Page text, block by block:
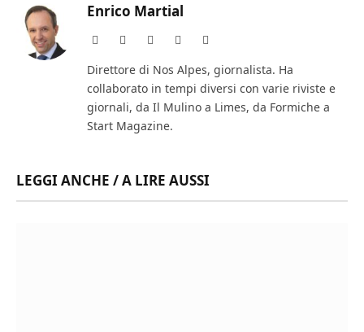
Enrico Martial
Website Facebook Instagram
Direttore di Nos Alpes, giornalista. Ha
collaborato in tempi diversi con varie riviste e
giornali, da Il Mulino a Limes, da Formiche a
Start Magazine.
LEGGI ANCHE / A LIRE AUSSI